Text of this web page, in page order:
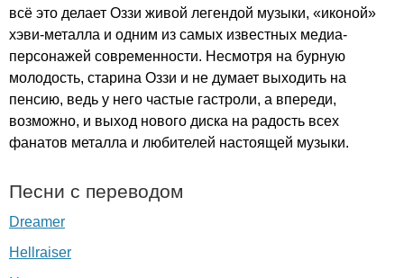
всё это делает Оззи живой легендой музыки, «иконой»
хэви-металла и одним из самых известных медиа-
персонажей современности. Несмотря на бурную
молодость, старина Оззи и не думает выходить на
пенсию, ведь у него частые гастроли, а впереди,
возможно, и выход нового диска на радость всех
фанатов металла и любителей настоящей музыки.
Песни с переводом
Dreamer
Hellraiser